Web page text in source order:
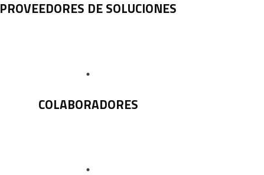
PROVEEDORES DE SOLUCIONES
COLABORADORES